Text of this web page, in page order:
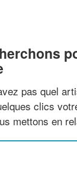
pas quel
clics
mettons en